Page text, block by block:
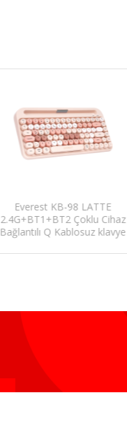
Everest KB-98 LATTE
2.4G+BT1+BT2 Çoklu Cihaz
Bağlantılı Q Kablosuz klavye